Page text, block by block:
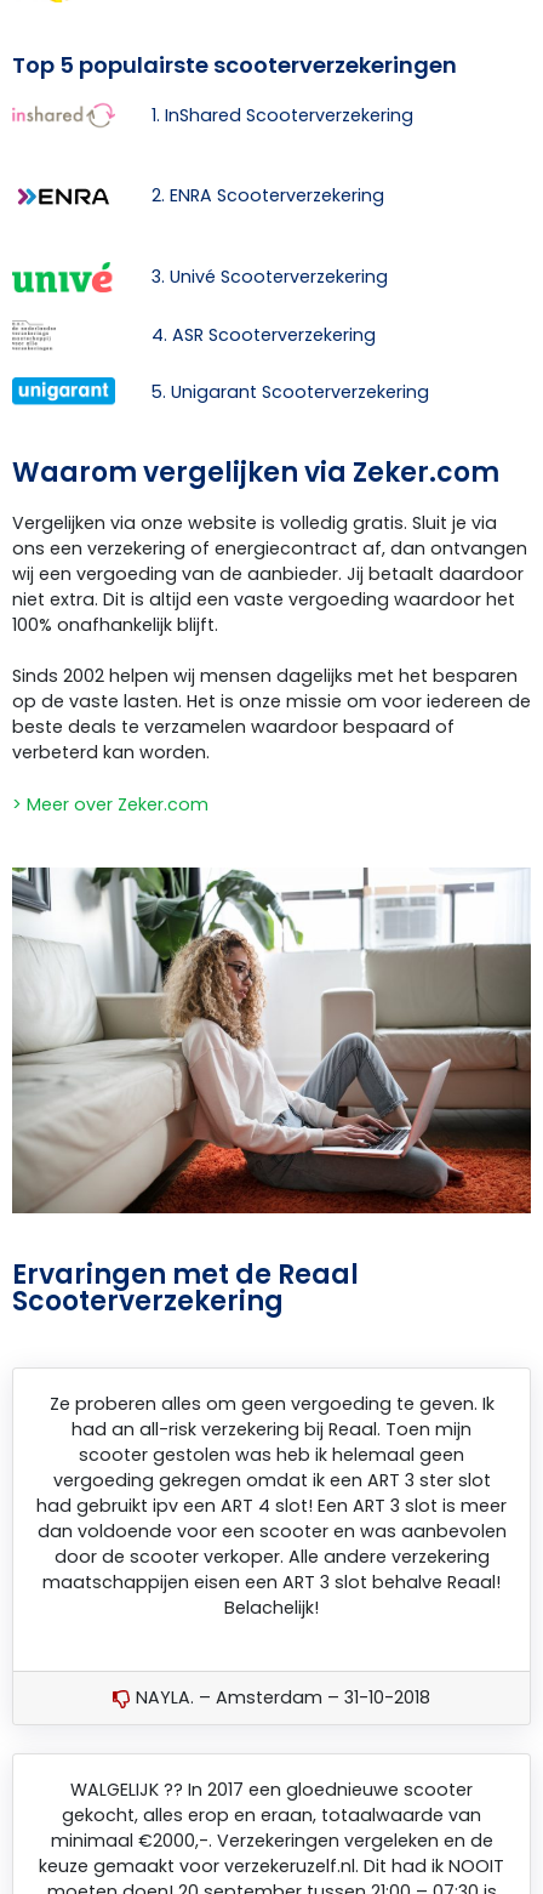
Top 5 populairste scooterverzekeringen
1. InShared Scooterverzekering
2. ENRA Scooterverzekering
3. Univé Scooterverzekering
4. ASR Scooterverzekering
5. Unigarant Scooterverzekering
Waarom vergelijken via Zeker.com
Vergelijken via onze website is volledig gratis. Sluit je via
ons een verzekering of energiecontract af, dan ontvangen
wij een vergoeding van de aanbieder. Jij betaalt daardoor
niet extra. Dit is altijd een vaste vergoeding waardoor het
100% onafhankelijk blijft.
Sinds 2002 helpen wij mensen dagelijks met het besparen
op de vaste lasten. Het is onze missie om voor iedereen de
beste deals te verzamelen waardoor bespaard of
verbeterd kan worden.
> Meer over Zeker.com
Ervaringen met de Reaal
Scooterverzekering
Ze proberen alles om geen vergoeding te geven. Ik
had an all-risk verzekering bij Reaal. Toen mijn
scooter gestolen was heb ik helemaal geen
vergoeding gekregen omdat ik een ART 3 ster slot
had gebruikt ipv een ART 4 slot! Een ART 3 slot is meer
dan voldoende voor een scooter en was aanbevolen
door de scooter verkoper. Alle andere verzekering
maatschappijen eisen een ART 3 slot behalve Reaal!
Belachelijk!
NAYLA. – Amsterdam – 31-10-2018
WALGELIJK ?? In 2017 een gloednieuwe scooter
gekocht, alles erop en eraan, totaalwaarde van
minimaal €2000,-. Verzekeringen vergeleken en de
keuze gemaakt voor verzekeruzelf.nl. Dit had ik NOOIT